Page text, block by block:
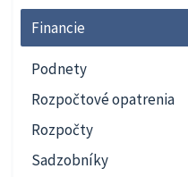
Financie
Podnety
Rozpočtové opatrenia
Rozpočty
Sadzobníky